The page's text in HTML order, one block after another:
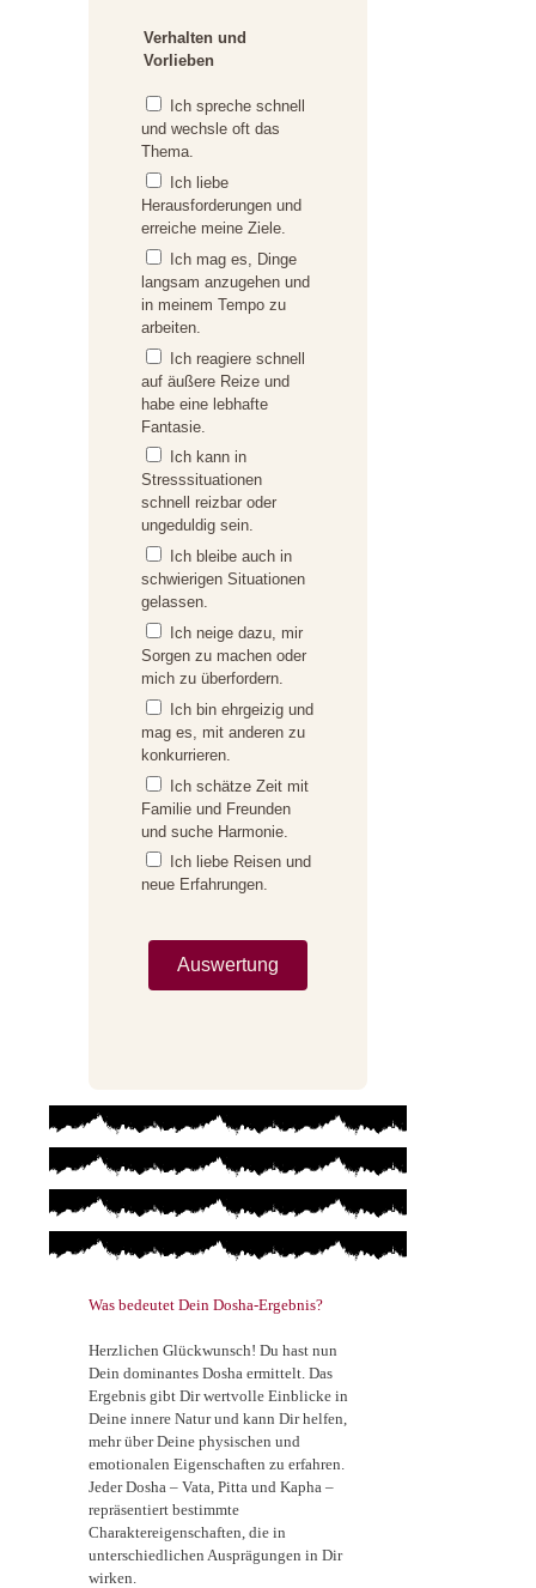
Verhalten und
Vorlieben
Ich spreche schnell
und wechsle oft das
Thema.
Ich liebe
Herausforderungen und
erreiche meine Ziele.
Ich mag es, Dinge
langsam anzugehen und
in meinem Tempo zu
arbeiten.
Ich reagiere schnell
auf äußere Reize und
habe eine lebhafte
Fantasie.
Ich kann in
Stresssituationen
schnell reizbar oder
ungeduldig sein.
Ich bleibe auch in
schwierigen Situationen
gelassen.
Ich neige dazu, mir
Sorgen zu machen oder
mich zu überfordern.
Ich bin ehrgeizig und
mag es, mit anderen zu
konkurrieren.
Ich schätze Zeit mit
Familie und Freunden
und suche Harmonie.
Ich liebe Reisen und
neue Erfahrungen.
Auswertung
Was bedeutet Dein Dosha-Ergebnis?
Herzlichen Glückwunsch! Du hast nun
Dein dominantes Dosha ermittelt. Das
Ergebnis gibt Dir wertvolle Einblicke in
Deine innere Natur und kann Dir helfen,
mehr über Deine physischen und
emotionalen Eigenschaften zu erfahren.
Jeder Dosha – Vata, Pitta und Kapha –
repräsentiert bestimmte
Charaktereigenschaften, die in
unterschiedlichen Ausprägungen in Dir
wirken.